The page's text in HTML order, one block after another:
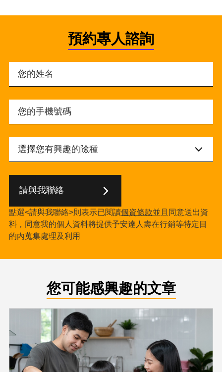
預約專人諮詢
請與我聯絡
點選<請與我聯絡>則表示已閱讀個資條款並且同意送出資
料，同意我的個人資料將提供予安達人壽在行銷等特定目
的內蒐集處理及利用
您可能感興趣的文章